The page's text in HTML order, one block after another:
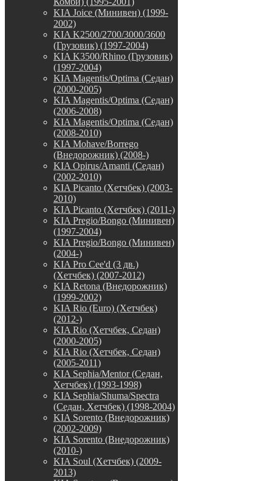
KIA Joice (Минивен) (1999-
2002)
KIA K2500/2700/3000/3600
(Грузовик) (1997-2004)
KIA K3500/Rhino (Грузовик)
(1997-2004)
KIA Magentis/Optima (Седан)
(2000-2005)
KIA Magentis/Optima (Седан)
(2006-2008)
KIA Magentis/Optima (Седан)
(2008-2010)
KIA Mohave/Borrego
(Внедорожник) (2008-)
KIA Opirus/Amanti (Седан)
(2002-2010)
KIA Picanto (Хетчбек) (2003-
2010)
KIA Picanto (Хетчбек) (2011-)
KIA Pregio/Bongo (Минивен)
(1997-2004)
KIA Pregio/Bongo (Минивен)
(2004-)
KIA Pro Cee'd (3 дв.)
(Хетчбек) (2007-2012)
KIA Retona (Внедорожник)
(1999-2002)
KIA Rio (Euro) (Хетчбек)
(2012-)
KIA Rio (Хетчбек, Седан)
(2000-2005)
KIA Rio (Хетчбек, Седан)
(2005-2011)
KIA Sephia/Mentor (Седан,
Хетчбек) (1993-1998)
KIA Sephia/Shuma/Spectra
(Седан, Хетчбек) (1998-2004)
KIA Sorento (Внедорожник)
(2002-2009)
KIA Sorento (Внедорожник)
(2010-)
KIA Soul (Хетчбек) (2009-
2013)